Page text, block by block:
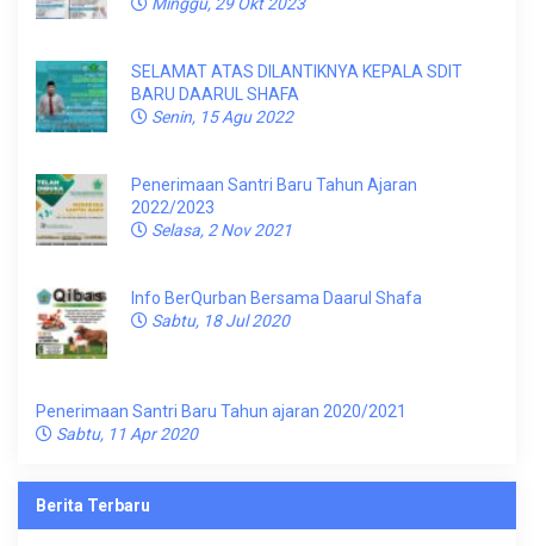
SELAMAT ATAS DILANTIKNYA KEPALA SDIT
BARU DAARUL SHAFA
Senin, 15 Agu 2022
Penerimaan Santri Baru Tahun Ajaran
2022/2023
Selasa, 2 Nov 2021
Info BerQurban Bersama Daarul Shafa
Sabtu, 18 Jul 2020
Penerimaan Santri Baru Tahun ajaran 2020/2021
Sabtu, 11 Apr 2020
Berita Terbaru